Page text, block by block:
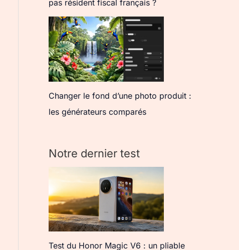
pas résident fiscal français ?
Changer le fond d’une photo produit :
les générateurs comparés
Notre dernier test
Test du Honor Magic V6 : un pliable